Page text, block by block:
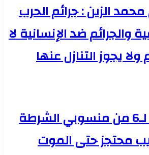
محمد الزين : جرائم الحرب
والجرائم ضد الإنسانية لا
يجوز التنازل عنها
الإعدام قصاصا لـ6 من منسوبي الشرطة
محتجز حتى الموت